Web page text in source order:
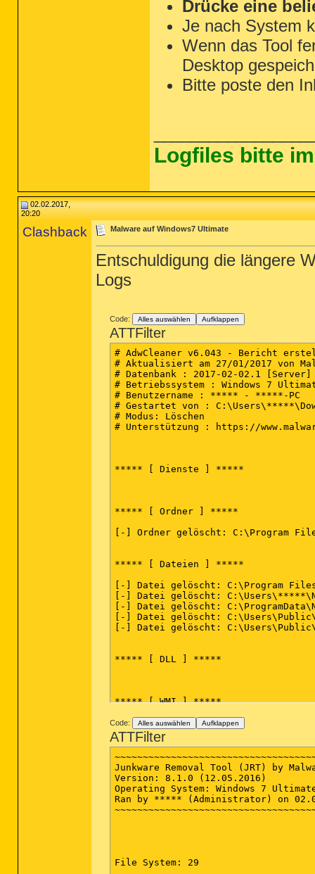
Drücke eine
Je nach System
Wenn das Tool
Desktop
Bitte poste den
Logfiles bitte
02.02.2017,
20:20
Clashback Malware auf Windows7 Ultimate
Entschuldigung die längere
Logs
Code: Alles auswählen Aufklappen
ATTFilter
# AdwCleaner v6.043 - Bericht
# Aktualisiert am 27/01/2017 von
# Datenbank : 2017-02-02.1 [Server]
# Betriebssystem : Windows 7
# Benutzername : ***** - *****-PC
# Gestartet von :
# Modus: Löschen
# Unterstützung : https://
***** [ Dienste ] *****
***** [ Ordner ] *****
[-] Ordner gelöscht: C:\Program
***** [ Dateien ] *****
[-] Datei gelöscht: C:\Program
[-] Datei gelöscht:
[-] Datei gelöscht:
[-] Datei gelöscht:
[-] Datei gelöscht:
***** [ DLL ] *****
***** [ WMI ] *****
Code: Alles auswählen Aufklappen
ATTFilter
Junkware Removal Tool (JRT) by
Version: 8.1.0 (12.05.2016)
Operating System: Windows 7
Ran by ***** (Administrator) on
File System: 29